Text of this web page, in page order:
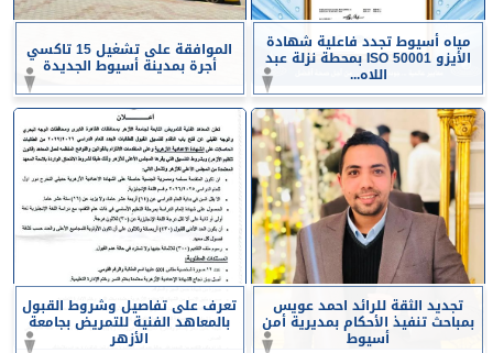
مياه أسيوط تجدد فاعلية شهادة
الأيزو ISO 50001 بمحطة نزلة عبد
اللاه...
الموافقة على تشغيل 15 تاكسي
أجرة بمدينة أسيوط الجديدة
تجديد الثقة للرائد احمد عويس
بمباحث تنفيذ الأحكام بمديرية أمن
أسيوط
تعرف على تفاصيل وشروط القبول
بالمعاهد الفنية للتمريض بجامعة
الأزهر